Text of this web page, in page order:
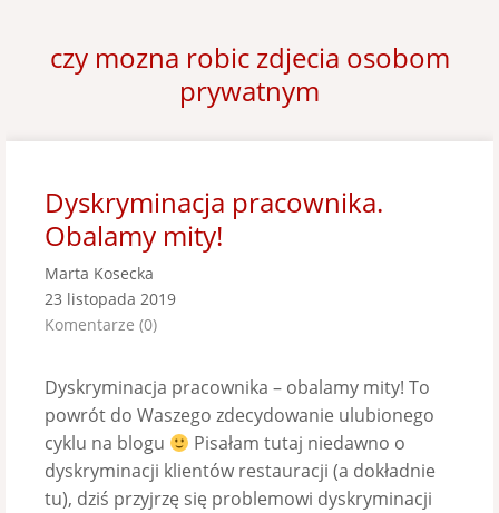
czy mozna robic zdjecia osobom
prywatnym
Dyskryminacja pracownika.
Obalamy mity!
Marta Kosecka
23 listopada 2019
Komentarze (0)
Dyskryminacja pracownika – obalamy mity! To
powrót do Waszego zdecydowanie ulubionego
cyklu na blogu
Pisałam tutaj niedawno o
dyskryminacji klientów restauracji (a dokładnie
tu), dziś przyjrzę się problemowi dyskryminacji